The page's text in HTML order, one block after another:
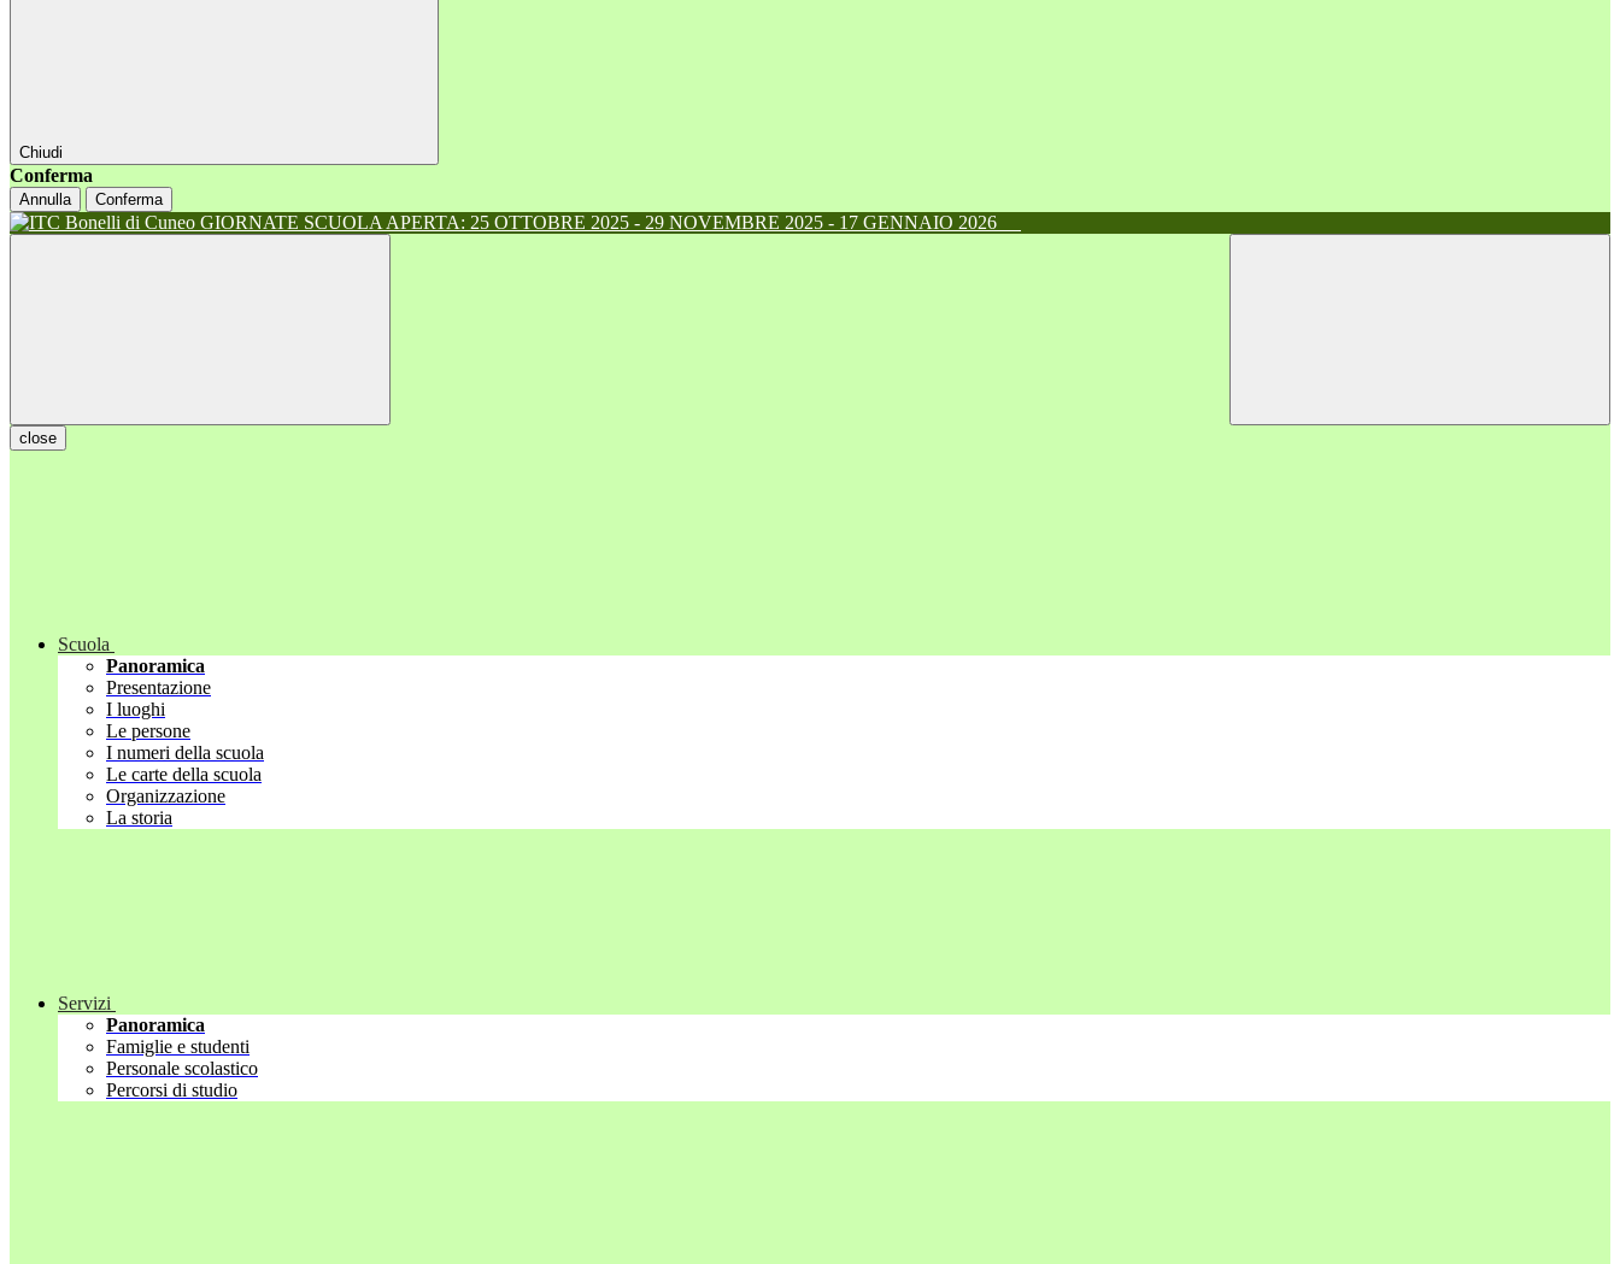
Chiudi
Conferma
Annulla Conferma
GIORNATE SCUOLA APERTA: 25 OTTOBRE 2025 - 29 NOVEMBRE 2025 - 17 GENNAIO 2026
close
Scuola
Panoramica
Presentazione
I luoghi
Le persone
I numeri della scuola
Le carte della scuola
Organizzazione
La storia
Servizi
Panoramica
Famiglie e studenti
Personale scolastico
Percorsi di studio